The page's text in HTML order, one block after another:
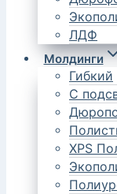
ЛДФ
Молдинги
Гибкий
С
XPS